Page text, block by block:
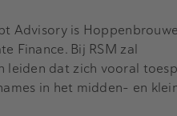
Advisory is
Finance. Bij RSM zal
leiden dat zich vooral
in het midden- en